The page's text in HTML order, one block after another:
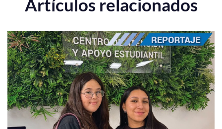
Artículos relacionados